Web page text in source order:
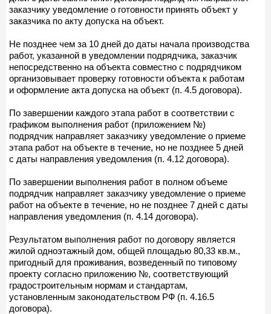
заказчику уведомление о готовности принять объект у
заказчика по акту допуска на объект.
Не позднее чем за 10 дней до даты начала производства
работ, указанной в уведомлении подрядчика, заказчик
непосредственно на объекта совместно с подрядчиком
организовывает проверку готовности объекта к работам
и оформление акта допуска на объект (п. 4.5 договора).
По завершении каждого этапа работ в соответствии с
графиком выполнения работ (приложением №)
подрядчик направляет заказчику уведомление о приеме
этапа работ на объекте в течение, но не позднее 5 дней
с даты направления уведомления (п. 4.12 договора).
По завершении выполнения работ в полном объеме
подрядчик направляет заказчику уведомление о приеме
работ на объекте в течение, но не позднее 7 дней с даты
направления уведомления (п. 4.14 договора).
Результатом выполнения работ по договору является
жилой одноэтажный дом, общей площадью 80,33 кв.м.,
пригодный для проживания, возведенный по типовому
проекту согласно приложению №, соответствующий
градостроительным нормам и стандартам,
установленным законодательством РФ (п. 4.16.5
договора).